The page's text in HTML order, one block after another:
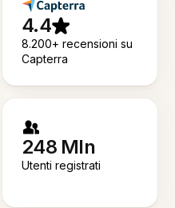
4.4
8.200+ recensioni su
Capterra
248 Mln
Utenti registrati